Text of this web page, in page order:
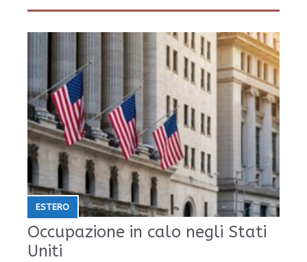
ESTERO
Occupazione in calo negli Stati
Uniti